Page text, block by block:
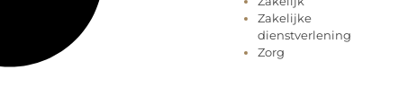
Zakelijke
dienstverlening
Zorg